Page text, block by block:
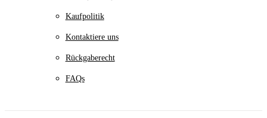
Kaufpolitik
Kontaktiere uns
Rückgaberecht
FAQs